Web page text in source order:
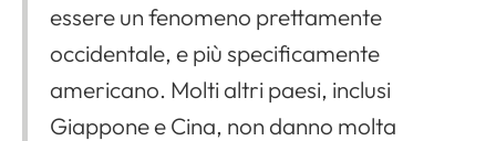
essere un fenomeno prettamente
occidentale, e più specificamente
americano. Molti altri paesi, inclusi
Giappone e Cina, non danno molta